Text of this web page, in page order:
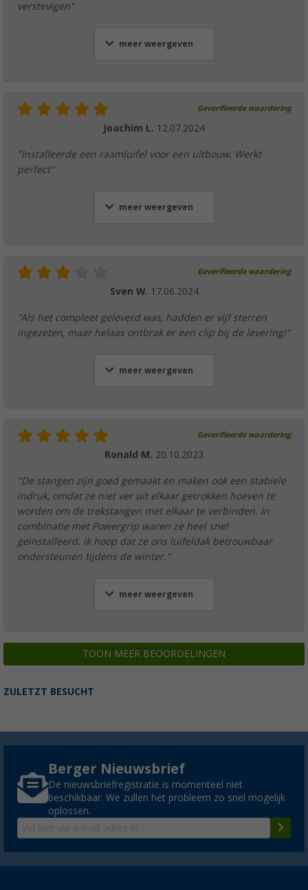
verstevigen"
meer weergeven
Geverifieerde waardering
Joachim L. 12.07.2024
"Installeerde een raamluifel voor een uitbouw. Werkt
perfect"
meer weergeven
Geverifieerde waardering
Sven W. 17.06.2024
"Als het compleet geleverd was, hadden er vijf sterren
ingezeten, maar helaas ontbrak er een clip bij de levering!"
meer weergeven
Geverifieerde waardering
Ronald M. 20.10.2023
"De stangen zijn goed gemaakt en maken ook een stabiele
indruk, omdat ze niet ver uit elkaar getrokken hoeven te
worden om de trekstangen met elkaar te verbinden. In
combinatie met Powergrip waren ze heel snel
geïnstalleerd. Ik hoop dat ze ons luifeldak betrouwbaar
ondersteunen tijdens de winter."
meer weergeven
TOON MEER BEOORDELINGEN
ZULETZT BESUCHT
Berger Nieuwsbrief
De nieuwsbriefregistratie is momenteel niet
beschikbaar. We zullen het probleem zo snel mogelijk
oplossen.